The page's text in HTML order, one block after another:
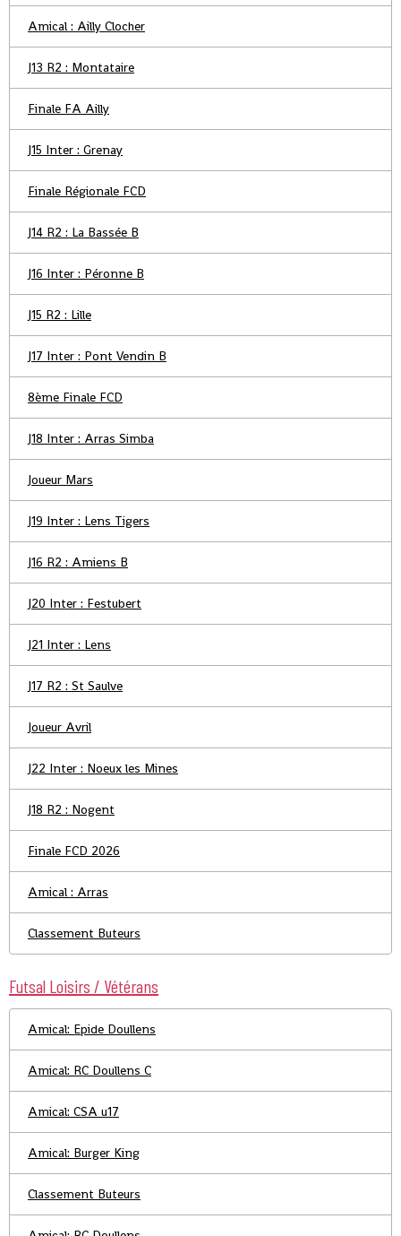
Amical : Ailly Clocher
J13 R2 : Montataire
Finale FA Ailly
J15 Inter : Grenay
Finale Régionale FCD
J14 R2 : La Bassée B
J16 Inter : Péronne B
J15 R2 : Lille
J17 Inter : Pont Vendin B
8ème Finale FCD
J18 Inter : Arras Simba
Joueur Mars
J19 Inter : Lens Tigers
J16 R2 : Amiens B
J20 Inter : Festubert
J21 Inter : Lens
J17 R2 : St Saulve
Joueur Avril
J22 Inter : Noeux les Mines
J18 R2 : Nogent
Finale FCD 2026
Amical : Arras
Classement Buteurs
Futsal Loisirs / Vétérans
Amical: Epide Doullens
Amical: RC Doullens C
Amical: CSA u17
Amical: Burger King
Classement Buteurs